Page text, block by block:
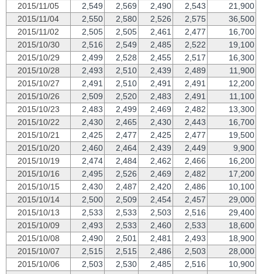
2015/11/05
2,549 2,569 2,490 2,543
21,900
2015/11/04
2,550 2,580 2,526 2,575
36,500
2015/11/02
2,505 2,505 2,461 2,477
16,700
2015/10/30
2,516 2,549 2,485 2,522
19,100
2015/10/29
2,499 2,528 2,455 2,517
16,300
2015/10/28
2,493 2,510 2,439 2,489
11,900
2015/10/27
2,491 2,510 2,491 2,491
12,200
2015/10/26
2,509 2,520 2,483 2,491
11,100
2015/10/23
2,483 2,499 2,469 2,482
13,300
2015/10/22
2,430 2,465 2,430 2,443
16,700
2015/10/21
2,425 2,477 2,425 2,477
19,500
2015/10/20
2,460 2,464 2,439 2,449
9,900
2015/10/19
2,474 2,484 2,462 2,466
16,200
2015/10/16
2,495 2,526 2,469 2,482
17,200
2015/10/15
2,430 2,487 2,420 2,486
10,100
2015/10/14
2,500 2,509 2,454 2,457
29,000
2015/10/13
2,533 2,533 2,503 2,516
29,400
2015/10/09
2,493 2,533 2,460 2,533
18,600
2015/10/08
2,490 2,501 2,481 2,493
18,900
2015/10/07
2,515 2,515 2,486 2,503
28,000
2015/10/06
2,503 2,530 2,485 2,516
10,900